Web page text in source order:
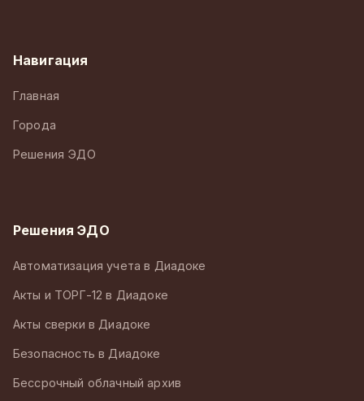
Навигация
Главная
Города
Решения ЭДО
Решения ЭДО
Автоматизация учета в Диадоке
Акты и ТОРГ-12 в Диадоке
Акты сверки в Диадоке
Безопасность в Диадоке
Бессрочный облачный архив